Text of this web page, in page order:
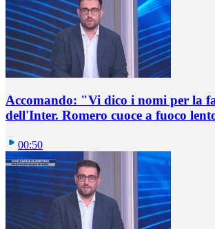
Accomando: "Vi dico i nomi per la
dell'Inter. Romero cuoce a fuoco
00:50